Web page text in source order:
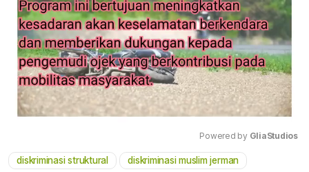
Powered by GliaStudios
diskriminasi struktural diskriminasi muslim jerman